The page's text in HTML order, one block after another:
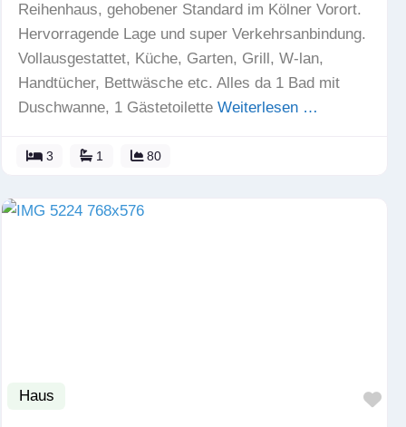
Reihenhaus, gehobener Standard im Kölner Vorort.
Hervorragende Lage und super Verkehrsanbindung.
Vollausgestattet, Küche, Garten, Grill, W-lan,
Handtücher, Bettwäsche etc. Alles da 1 Bad mit
Duschwanne, 1 Gästetoilette Weiterlesen …
3 1 80
Haus